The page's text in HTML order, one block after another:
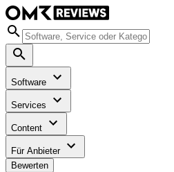
Software
Services
Content
Für Anbieter
Bewerten